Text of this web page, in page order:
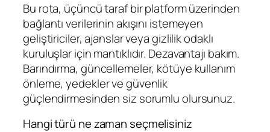
Bu rota, üçüncü taraf bir platform üzerinden
bağlantı verilerinin akışını istemeyen
geliştiriciler, ajanslar veya gizlilik odaklı
kuruluşlar için mantıklıdır. Dezavantajı bakım.
Barındırma, güncellemeler, kötüye kullanım
önleme, yedekler ve güvenlik
güçlendirmesinden siz sorumlu olursunuz.
Hangi türü ne zaman seçmelisiniz